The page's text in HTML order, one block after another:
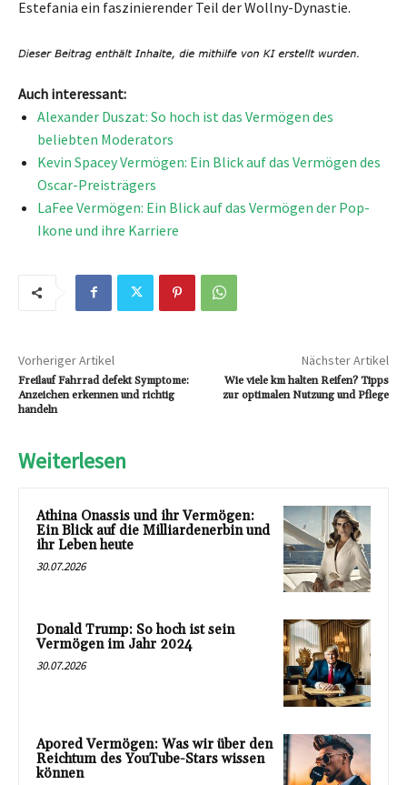
Estefania ein faszinierender Teil der Wollny-Dynastie.
Auch interessant:
Alexander Duszat: So hoch ist das Vermögen des
beliebten Moderators
Kevin Spacey Vermögen: Ein Blick auf das Vermögen des
Oscar-Preisträgers
LaFee Vermögen: Ein Blick auf das Vermögen der Pop-
Ikone und ihre Karriere
Vorheriger Artikel
Freilauf Fahrrad defekt Symptome:
Anzeichen erkennen und richtig
handeln
Nächster Artikel
Wie viele km halten Reifen? Tipps
zur optimalen Nutzung und Pflege
Weiterlesen
Athina Onassis und ihr Vermögen:
Ein Blick auf die Milliardenerbin und
ihr Leben heute
30.07.2026
Donald Trump: So hoch ist sein
Vermögen im Jahr 2024
30.07.2026
Apored Vermögen: Was wir über den
Reichtum des YouTube-Stars wissen
können